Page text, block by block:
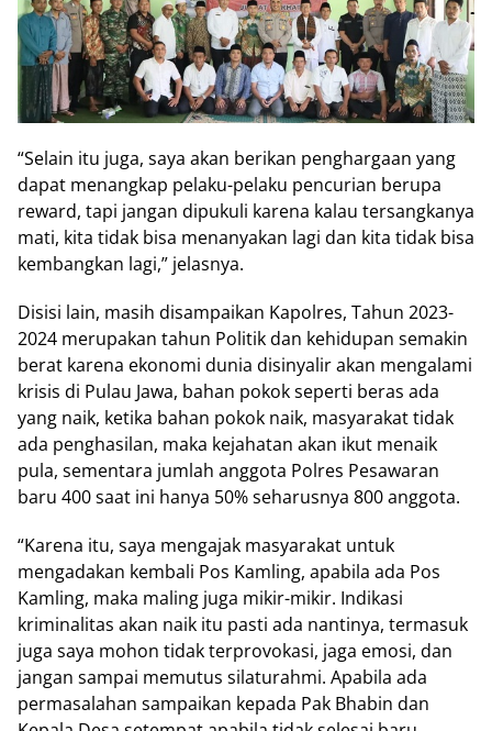
“Selain itu juga, saya akan berikan penghargaan yang
dapat menangkap pelaku-pelaku pencurian berupa
reward, tapi jangan dipukuli karena kalau tersangkanya
mati, kita tidak bisa menanyakan lagi dan kita tidak bisa
kembangkan lagi,” jelasnya.
Disisi lain, masih disampaikan Kapolres, Tahun 2023-
2024 merupakan tahun Politik dan kehidupan semakin
berat karena ekonomi dunia disinyalir akan mengalami
krisis di Pulau Jawa, bahan pokok seperti beras ada
yang naik, ketika bahan pokok naik, masyarakat tidak
ada penghasilan, maka kejahatan akan ikut menaik
pula, sementara jumlah anggota Polres Pesawaran
baru 400 saat ini hanya 50% seharusnya 800 anggota.
“Karena itu, saya mengajak masyarakat untuk
mengadakan kembali Pos Kamling, apabila ada Pos
Kamling, maka maling juga mikir-mikir. Indikasi
kriminalitas akan naik itu pasti ada nantinya, termasuk
juga saya mohon tidak terprovokasi, jaga emosi, dan
jangan sampai memutus silaturahmi. Apabila ada
permasalahan sampaikan kepada Pak Bhabin dan